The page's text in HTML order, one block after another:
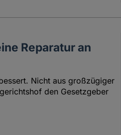
Reparatur an
Nicht aus großzügiger
den Gesetzgeber